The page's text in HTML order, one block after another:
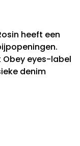
heeft een
Obey eyes-label
denim